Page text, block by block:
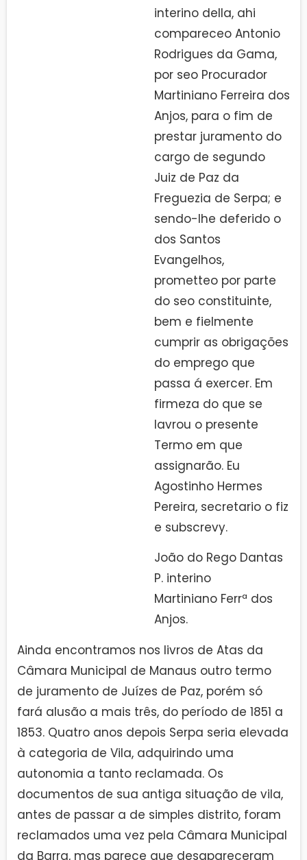
interino della, ahi
compareceo Antonio
Rodrigues da Gama,
por seo Procurador
Martiniano Ferreira dos
Anjos, para o fim de
prestar juramento do
cargo de segundo
Juiz de Paz da
Freguezia de Serpa; e
sendo-lhe deferido o
dos Santos
Evangelhos,
prometteo por parte
do seo constituinte,
bem e fielmente
cumprir as obrigações
do emprego que
passa á exercer. Em
firmeza do que se
lavrou o presente
Termo em que
assignarão. Eu
Agostinho Hermes
Pereira, secretario o fiz
e subscrevy.
João do Rego Dantas
P. interino
Martiniano Ferrª dos
Anjos.
Ainda encontramos nos livros de Atas da
Câmara Municipal de Manaus outro termo
de juramento de Juízes de Paz, porém só
fará alusão a mais três, do período de 1851 a
1853. Quatro anos depois Serpa seria elevada
à categoria de Vila, adquirindo uma
autonomia a tanto reclamada. Os
documentos de sua antiga situação de vila,
antes de passar a de simples distrito, foram
reclamados uma vez pela Câmara Municipal
da Barra, mas parece que desapareceram